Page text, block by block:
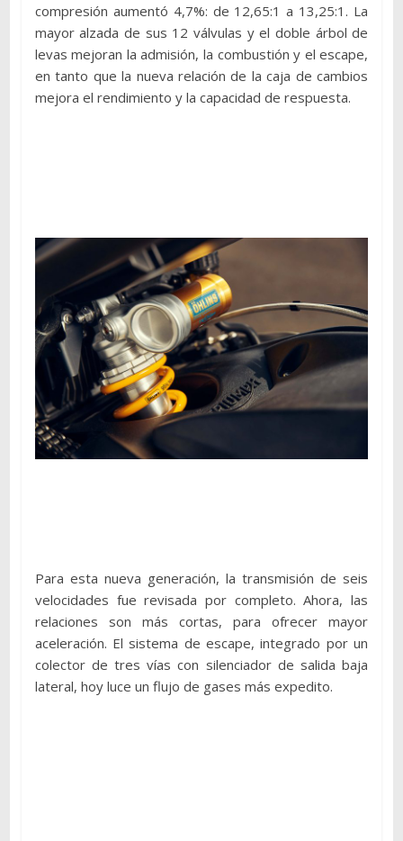
compresión aumentó 4,7%: de 12,65:1 a 13,25:1. La
mayor alzada de sus 12 válvulas y el doble árbol de
levas mejoran la admisión, la combustión y el escape,
en tanto que la nueva relación de la caja de cambios
mejora el rendimiento y la capacidad de respuesta.
Para esta nueva generación, la transmisión de seis
velocidades fue revisada por completo. Ahora, las
relaciones son más cortas, para ofrecer mayor
aceleración. El sistema de escape, integrado por un
colector de tres vías con silenciador de salida baja
lateral, hoy luce un flujo de gases más expedito.